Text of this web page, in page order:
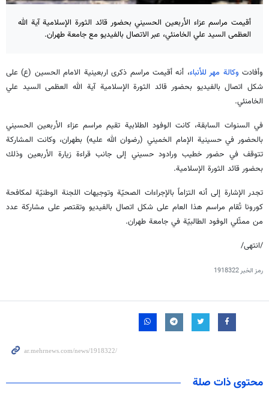
أقيمت مراسم عزاء الأربعين الحسيني بحضور قائد الثورة الإسلامية آية الله
العظمى السيد علي الخامنئي، عبر الاتصال بالفيديو مع جامعة طهران.
وأفادت وكالة مهر للأنباء، أنه أقيمت مراسم ذكرى اربعينية الامام الحسين (ع) على
شكل اتصال بالفيديو بحضور قائد الثورة الإسلامية آية الله العظمى السيد علي
الخامنئي.
في السنوات السابقة، كانت الوفود الطلابية تقيم مراسم عزاء الأربعين الحسيني
بالحضور في حسينية الإمام الخميني (رضوان الله عليه) بطهران، وكانت المشاركة
تتوقف في حضور خطيب ورادود حسيني إلى جانب قراءة زيارة الأربعين وذلك
بحضور قائد الثورة الإسلامية.
تجدر الإشارة إلى أنه التزاماً بالإجراءات الصحيّة وتوجيهات اللجنة الوطنيّة لمكافحة
كورونا تُقام مراسم هذا العام على شكل اتصال بالفيديو وتقتصر على مشاركة عدد
من ممثّلي الوفود الطالبيّة في جامعة طهران.
/انتهى/
رمز الخبر1918322
محتوى ذات صلة